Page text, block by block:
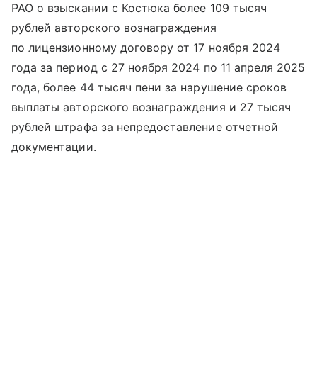
РАО о взыскании с Костюка более 109 тысяч
рублей авторского вознаграждения
по лицензионному договору от 17 ноября 2024
года за период с 27 ноября 2024 по 11 апреля 2025
года, более 44 тысяч пени за нарушение сроков
выплаты авторского вознаграждения и 27 тысяч
рублей штрафа за непредоставление отчетной
документации.